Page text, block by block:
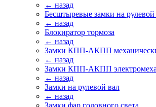
← назад
Бесштыревые замки на рулевой
← назад
Блокиратор тормоза
← назад
Замки КПП-АКПП
← назад
Замки КПП-АКПП
← назад
Замки на рулевой вал
← назад
Замки фар головного света